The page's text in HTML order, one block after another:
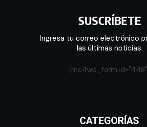
SUSCRÍBETE
Ingresa tu correo electrónico
las últimas noticias.
[mc4wp_form
CATEGORÍAS